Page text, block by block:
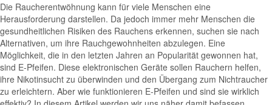
Die Raucherentwöhnung kann für viele Menschen eine
Herausforderung darstellen. Da jedoch immer mehr Menschen die
gesundheitlichen Risiken des Rauchens erkennen, suchen sie nach
Alternativen, um ihre Rauchgewohnheiten abzulegen. Eine
Möglichkeit, die in den letzten Jahren an Popularität gewonnen hat,
sind E-Pfeifen. Diese elektronischen Geräte sollen Rauchern helfen,
ihre Nikotinsucht zu überwinden und den Übergang zum Nichtraucher
zu erleichtern. Aber wie funktionieren E-Pfeifen und sind sie wirklich